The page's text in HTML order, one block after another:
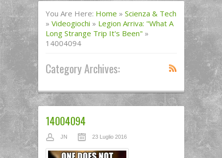
You Are Here: Home » Scienza & Tech
» Videogiochi » Legion Arriva: "What A
Long Strange Trip It's Been" »
14004094
Category Archives:
14004094
JN 23 Luglio 2016